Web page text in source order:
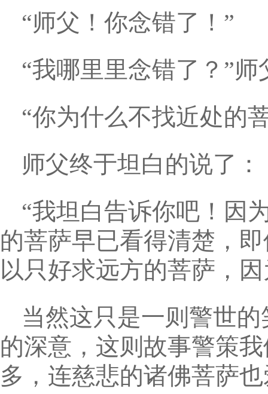
“师父！你念错了！”
“我哪里里念错了？”
“你为什么不找近处的
师父终于坦白的说了：
“我坦白告诉你吧！因
的菩萨早已看得清楚，
以只好求远方的菩萨，
当然这只是一则警世
的深意，这则故事警策
多，连慈悲的诸佛菩萨